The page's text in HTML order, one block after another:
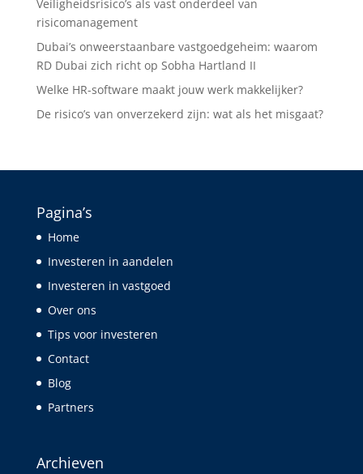
Veiligheidsrisico’s als vast onderdeel van
risicomanagement
Dubai’s onweerstaanbare vastgoedgeheim: waarom
RD Dubai zich richt op Sobha Hartland II
Welke HR-software maakt jouw werk makkelijker?
De risico’s van onverzekerd zijn: wat als het misgaat?
Pagina’s
Home
Investeren in aandelen
Investeren in vastgoed
Over ons
Tips voor investeren
Contact
Blog
Partners
Archieven